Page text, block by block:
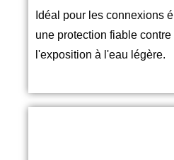
Idéal pour les connexions
une protection fiable
l'exposition à l'eau légère.